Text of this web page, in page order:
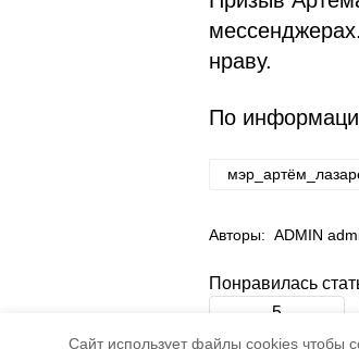
Cайт использует файлы cookies чтобы
нраву.
По
Авторы: ADMIN
Понравилась
5